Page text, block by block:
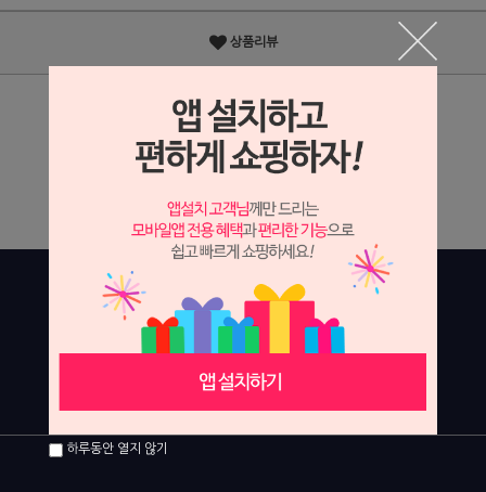
상품리뷰
상세정보 새창 열기
하루동안 열지 않기